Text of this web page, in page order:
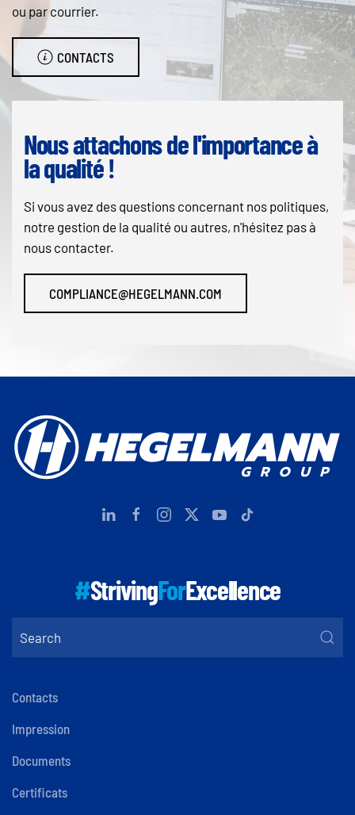
ou par courrier.
CONTACTS
Nous attachons de l'importance à
la qualité !
Si vous avez des questions concernant nos politiques,
notre gestion de la qualité ou autres, n'hésitez pas à
nous contacter.
COMPLIANCE@HEGELMANN.COM
#StrivingForExcellence
Contacts
Impression
Documents
Certificats